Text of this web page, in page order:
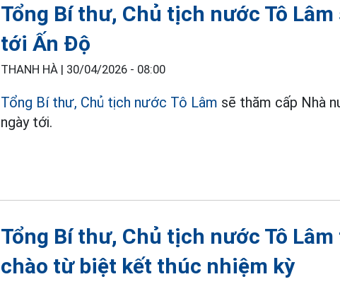
Tổng Bí thư, Chủ tịch nước Tô
tới Ấn Độ
THANH HÀ | 30/04/2026 - 08:00
Tổng Bí thư, Chủ tịch nước Tô Lâm sẽ thăm cấp Nhà
ngày tới.
Tổng Bí thư, Chủ tịch nước Tô
chào từ biệt kết thúc nhiệm kỳ